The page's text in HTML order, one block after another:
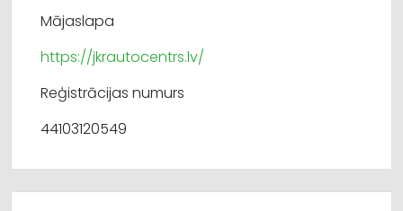
Mājaslapa
https://jkrautocentrs.lv/
Reģistrācijas numurs
44103120549